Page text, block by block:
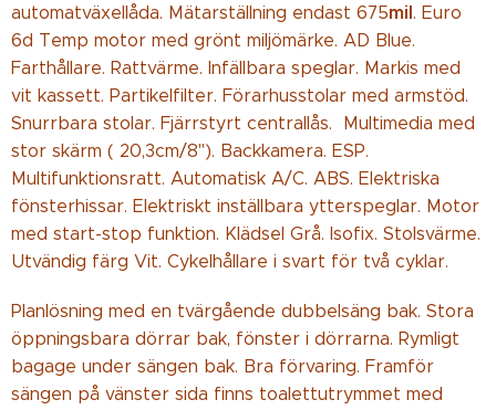
automatväxellåda. Mätarställning endast 675mil. Euro
6d Temp motor med grönt miljömärke. AD Blue.
Farthållare. Rattvärme. Infällbara speglar. Markis med
vit kassett. Partikelfilter. Förarhusstolar med armstöd.
Snurrbara stolar. Fjärrstyrt centrallås. Multimedia med
stor skärm ( 20,3cm/8"). Backkamera. ESP.
Multifunktionsratt. Automatisk A/C. ABS. Elektriska
fönsterhissar. Elektriskt inställbara ytterspeglar. Motor
med start-stop funktion. Klädsel Grå. Isofix. Stolsvärme.
Utvändig färg Vit. Cykelhållare i svart för två cyklar.
Planlösning med en tvärgående dubbelsäng bak. Stora
öppningsbara dörrar bak, fönster i dörrarna. Rymligt
bagage under sängen bak. Bra förvaring. Framför
sängen på vänster sida finns toalettutrymmet med